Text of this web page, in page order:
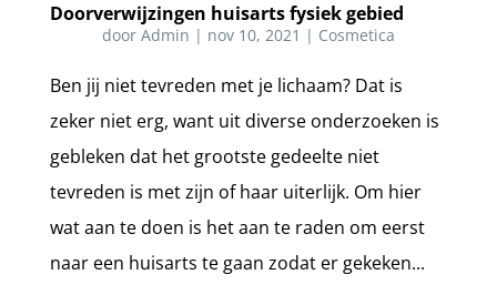
Doorverwijzingen huisarts fysiek gebied
door Admin | nov 10, 2021 | Cosmetica
Ben jij niet tevreden met je lichaam? Dat is
zeker niet erg, want uit diverse onderzoeken is
gebleken dat het grootste gedeelte niet
tevreden is met zijn of haar uiterlijk. Om hier
wat aan te doen is het aan te raden om eerst
naar een huisarts te gaan zodat er gekeken...